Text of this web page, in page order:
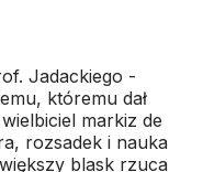
Jadackiego -
któremu dał
markiz de
rozsadek i nauka
blask rzuca